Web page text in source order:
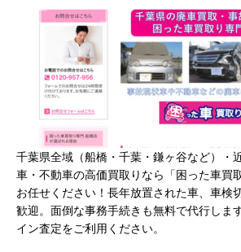
千葉県全域（船橋・千葉・鎌ヶ谷など）・
車・不動車の高価買取りなら「困った車買
お任せください！長年放置された車、車検
歓迎。面倒な事務手続きも無料で代行しま
イン査定をご利用ください。